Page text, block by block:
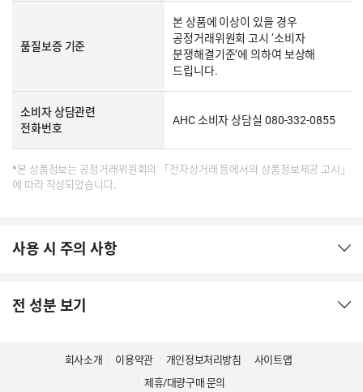
품질보증 기준
본 상품에 이상이 있을 경우
공정거래위원회 고시 ‘소비자
분쟁해결기준’에 의하여 보상해
드립니다.
소비자 상담관련
전화번호
AHC 소비자 상담실 080-332-0855
*본 상품정보는 공정거래위원회의 「전자상거래 등에서의 상품정보제공 고시」
에 따라 작성되었습니다.
사용 시 주의 사항
전 성분 보기
회사소개 이용약관 개인정보처리방침
사이트맵
제휴/대량구매 문의